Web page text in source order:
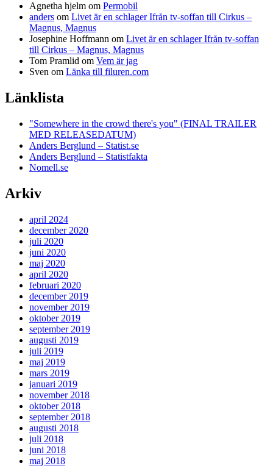
Agnetha hjelm om Permobil
anders om Livet är en schlager Ifrån tv-soffan till Cirkus –
Magnus, Magnus
Josephine Hoffmann om Livet är en schlager Ifrån tv-soffan
till Cirkus – Magnus, Magnus
Tom Pramlid om Vem är jag
Sven om Länka till filuren.com
Länklista
"Somewhere in the crowd there's you" (FINAL TRAILER
MED RELEASEDATUM)
Anders Berglund – Statist.se
Anders Berglund – Statistfakta
Nomell.se
Arkiv
april 2024
december 2020
juli 2020
juni 2020
maj 2020
april 2020
februari 2020
december 2019
november 2019
oktober 2019
september 2019
augusti 2019
juli 2019
maj 2019
mars 2019
januari 2019
november 2018
oktober 2018
september 2018
augusti 2018
juli 2018
juni 2018
maj 2018